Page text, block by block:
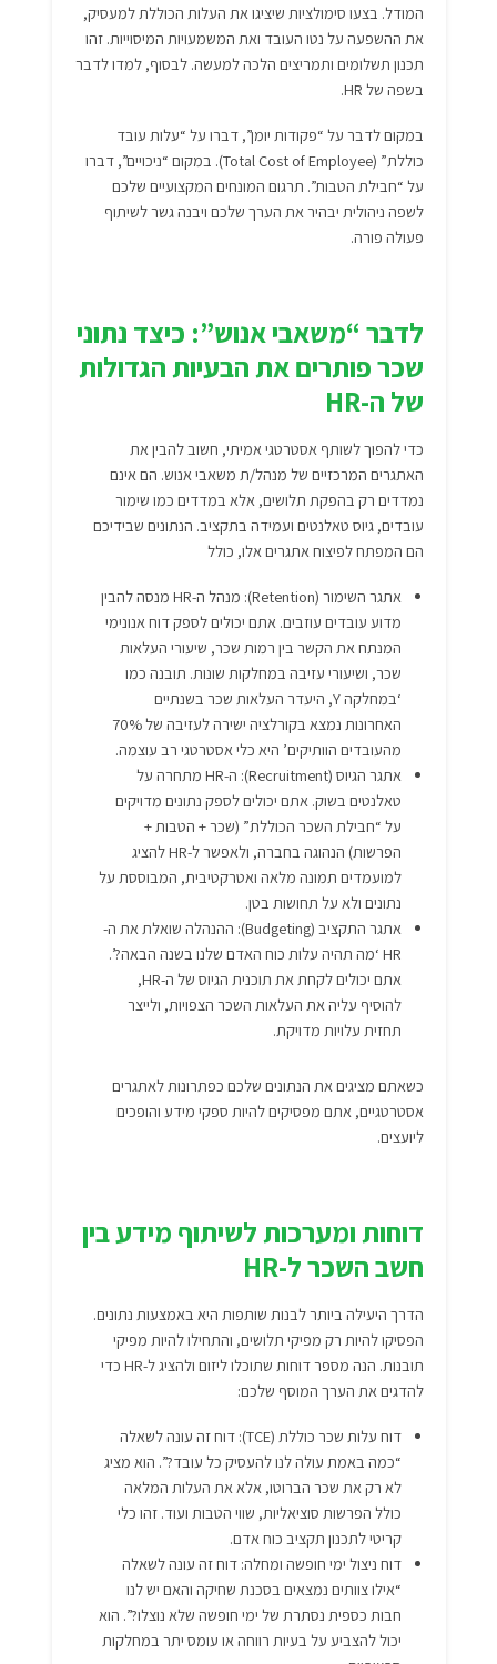
המודל. בצעו סימולציות שיציגו את העלות הכוללת למעסיק,
את ההשפעה על נטו העובד ואת המשמעויות המיסוייות. זהו
תכנון תשלומים ותמריצים הלכה למעשה. לבסוף, למדו לדבר
בשפה של HR.
במקום לדבר על “פקודות יומן”, דברו על “עלות עובד
כוללת” (Total Cost of Employee). במקום “ניכויים”, דברו
על “חבילת הטבות”. תרגום המונחים המקצועיים שלכם
לשפה ניהולית יבהיר את הערך שלכם ויבנה גשר לשיתוף
פעולה פורה.
לדבר “משאבי אנוש”: כיצד נתוני
שכר פותרים את הבעיות הגדולות
של ה-HR
כדי להפוך לשותף אסטרטגי אמיתי, חשוב להבין את
האתגרים המרכזיים של מנהל/ת משאבי אנוש. הם אינם
נמדדים רק בהפקת תלושים, אלא במדדים כמו שימור
עובדים, גיוס טאלנטים ועמידה בתקציב. הנתונים שבידיכם
הם המפתח לפיצוח אתגרים אלו, כולל
אתגר השימור (Retention): מנהל ה-HR מנסה להבין
מדוע עובדים עוזבים. אתם יכולים לספק דוח אנונימי
המנתח את הקשר בין רמות שכר, שיעורי העלאות
שכר, ושיעורי עזיבה במחלקות שונות. תובנה כמו
‘במחלקה Y, היעדר העלאות שכר בשנתיים
האחרונות נמצא בקורלציה ישירה לעזיבה של 70%
מהעובדים הוותיקים’ היא כלי אסטרטגי רב עוצמה.
אתגר הגיוס (Recruitment): ה-HR מתחרה על
טאלנטים בשוק. אתם יכולים לספק נתונים מדויקים
על “חבילת השכר הכוללת” (שכר + הטבות +
הפרשות) הנהוגה בחברה, ולאפשר ל-HR להציג
למועמדים תמונה מלאה ואטרקטיבית, המבוססת על
נתונים ולא על תחושות בטן.
אתגר התקציב (Budgeting): ההנהלה שואלת את ה-
HR ‘מה תהיה עלות כוח האדם שלנו בשנה הבאה?’.
אתם יכולים לקחת את תוכנית הגיוס של ה-HR,
להוסיף עליה את העלאות השכר הצפויות, ולייצר
תחזית עלויות מדויקת.
כשאתם מציגים את הנתונים שלכם כפתרונות לאתגרים
אסטרטגיים, אתם מפסיקים להיות ספקי מידע והופכים
ליועצים.
דוחות ומערכות לשיתוף מידע בין
חשב השכר ל-HR
הדרך היעילה ביותר לבנות שותפות היא באמצעות נתונים.
הפסיקו להיות רק מפיקי תלושים, והתחילו להיות מפיקי
תובנות. הנה מספר דוחות שתוכלו ליזום ולהציג ל-HR כדי
להדגים את הערך המוסף שלכם:
דוח עלות שכר כוללת (TCE): דוח זה עונה לשאלה
“כמה באמת עולה לנו להעסיק כל עובד?”. הוא מציג
לא רק את שכר הברוטו, אלא את העלות המלאה
כולל הפרשות סוציאליות, שווי הטבות ועוד. זהו כלי
קריטי לתכנון תקציב כוח אדם.
דוח ניצול ימי חופשה ומחלה: דוח זה עונה לשאלה
“אילו צוותים נמצאים בסכנת שחיקה והאם יש לנו
חבות כספית נסתרת של ימי חופשה שלא נוצלו?”. הוא
יכול להצביע על בעיות רווחה או עומס יתר במחלקות